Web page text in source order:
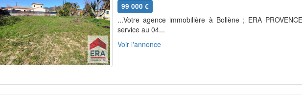
99 000 €
...Votre agence immobilière à Bollène ; ERA
service au 04...
Voir l'annonce